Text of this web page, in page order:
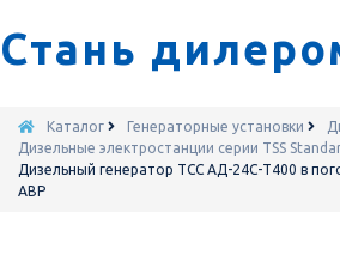
Стань
Каталог Генераторные установки
Дизельные электростанции серии TSS
Дизельный генератор ТСС АД-24С-Т400 в
АВР